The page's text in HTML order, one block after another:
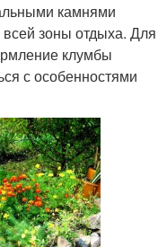
камнями
всей зоны отдыха. Для
клумбы
с особенностями